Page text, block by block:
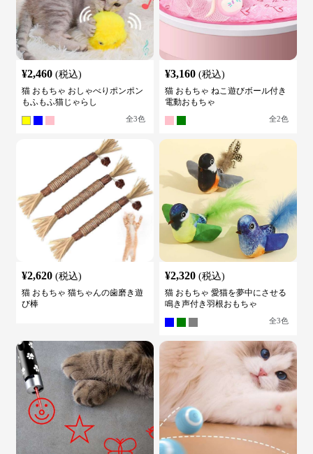
¥2,460 (税込)
猫 おもちゃ おしゃべりポンポン
もふもふ猫じゃらし
全3色
¥3,160 (税込)
猫 おもちゃ ねこ遊びボール付き
電動おもちゃ
全2色
¥2,620 (税込)
猫 おもちゃ 猫ちゃんの歯磨き遊
び棒
¥2,320 (税込)
猫 おもちゃ 愛猫を夢中にさせる
鳴き声付き羽根おもちゃ
全3色